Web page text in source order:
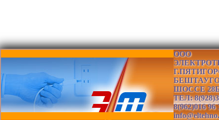
ООО
ШОССЕ
ТЕЛ:
8(962)016 96